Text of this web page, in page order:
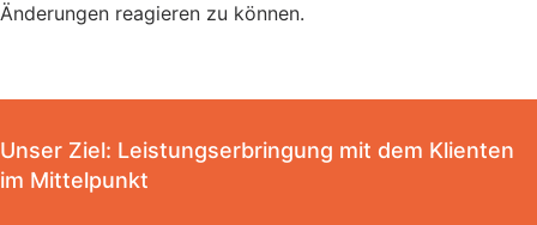
Änderungen reagieren zu können.
Unser Ziel: Leistungserbringung mit dem Klienten
im Mittelpunkt